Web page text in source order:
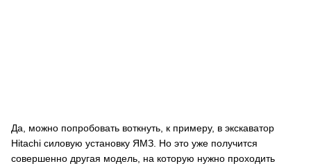
Да, можно попробовать воткнуть, к примеру, в экскаватор
Hitachi силовую установку ЯМЗ. Но это уже получится
совершенно другая модель, на которую нужно проходить